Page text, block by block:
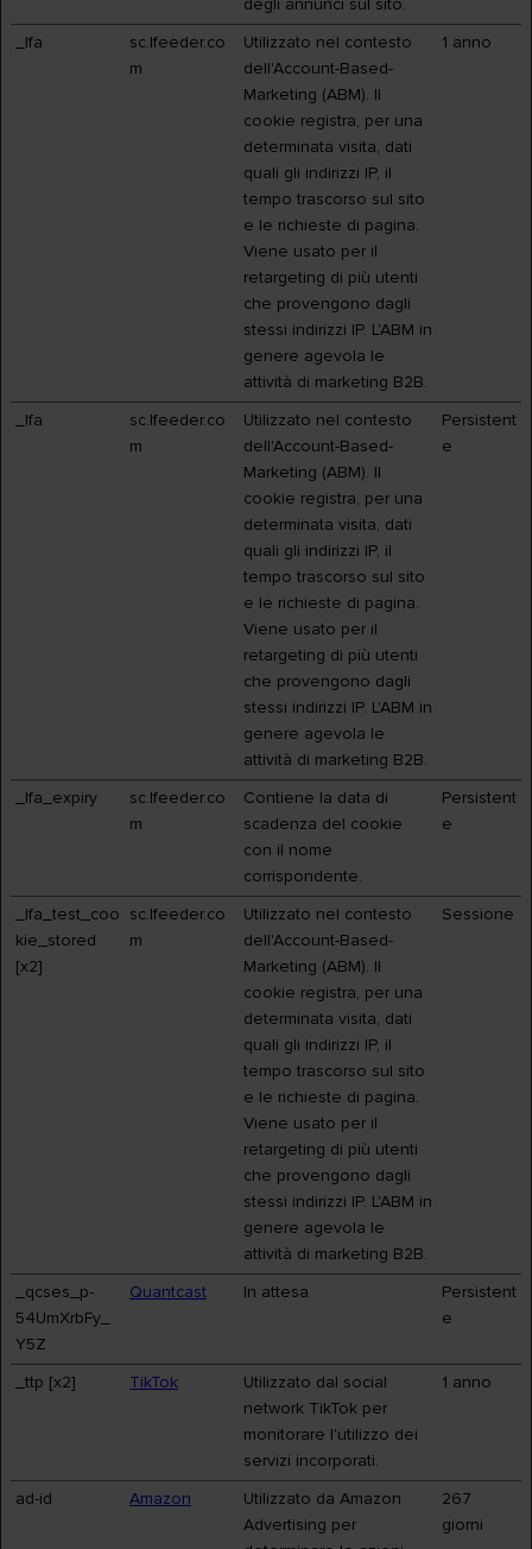
degli annunci sul sito.
_lfa
sc.lfeeder.co
m
Utilizzato nel contesto
dell'Account-Based-
Marketing (ABM). Il
cookie registra, per una
determinata visita, dati
quali gli indirizzi IP, il
tempo trascorso sul sito
e le richieste di pagina.
Viene usato per il
retargeting di più utenti
che provengono dagli
stessi indirizzi IP. L'ABM in
genere agevola le
attività di marketing B2B.
1 anno
_lfa
sc.lfeeder.co
m
Utilizzato nel contesto
dell'Account-Based-
Marketing (ABM). Il
cookie registra, per una
determinata visita, dati
quali gli indirizzi IP, il
tempo trascorso sul sito
e le richieste di pagina.
Viene usato per il
retargeting di più utenti
che provengono dagli
stessi indirizzi IP. L'ABM in
genere agevola le
attività di marketing B2B.
Persistent
e
_lfa_expiry
sc.lfeeder.co
m
Contiene la data di
scadenza del cookie
con il nome
corrispondente.
Persistent
e
_lfa_test_coo
kie_stored
[x2]
sc.lfeeder.co
m
Utilizzato nel contesto
dell'Account-Based-
Marketing (ABM). Il
cookie registra, per una
determinata visita, dati
quali gli indirizzi IP, il
tempo trascorso sul sito
e le richieste di pagina.
Viene usato per il
retargeting di più utenti
che provengono dagli
stessi indirizzi IP. L'ABM in
genere agevola le
attività di marketing B2B.
Sessione
_qcses_p-
54UmXrbFy_
Y5Z
Quantcast In attesa
Persistent
e
_ttp [x2] TikTok
Utilizzato dal social
network TikTok per
monitorare l'utilizzo dei
servizi incorporati.
1 anno
ad-id Amazon
Utilizzato da Amazon
Advertising per
267
giorni